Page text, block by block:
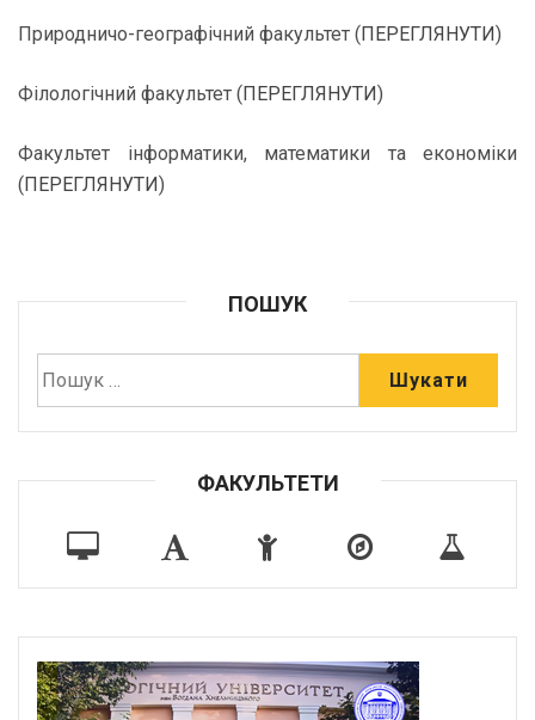
Природничо-географічний факультет (ПЕРЕГЛЯНУТИ)
Філологічний факультет (ПЕРЕГЛЯНУТИ)
Факультет інформатики, математики та економіки
(ПЕРЕГЛЯНУТИ)
ПОШУК
ФАКУЛЬТЕТИ